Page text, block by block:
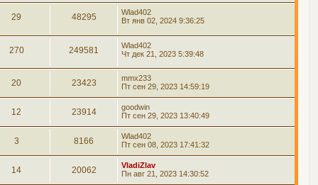
29 48295
Wlad402
Вт янв 02, 2024 9:36:25
270 249581
Wlad402
Чт дек 21, 2023 5:39:48
20 23423
mmx233
Пт сен 29, 2023 14:59:19
12 23914
goodwin
Пт сен 29, 2023 13:40:49
3 8166
Wlad402
Пт сен 08, 2023 17:41:32
14 20062
VladiZlav
Пн авг 21, 2023 14:30:52